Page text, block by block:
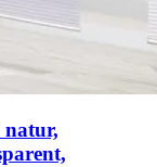
natur,